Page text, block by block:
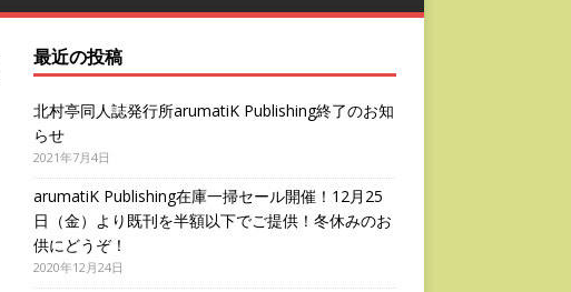
最近の投稿
北村亭同人誌発行所arumatiK Publishing終了のお知
らせ
2021年7月4日
arumatiK Publishing在庫一掃セール開催！12月25
日（金）より既刊を半額以下でご提供！冬休みのお
供にどうぞ！
2020年12月24日